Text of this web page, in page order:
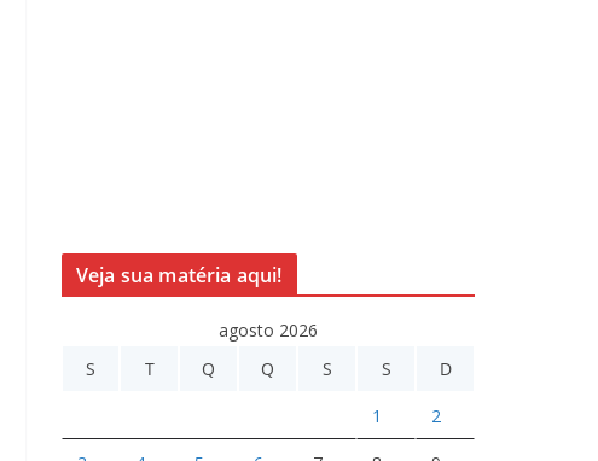
Veja sua matéria aqui!
agosto 2026
S
T Q Q S S D
1 2